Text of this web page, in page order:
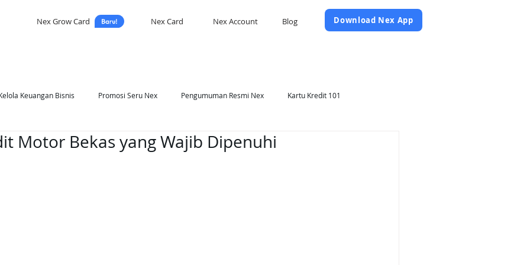
Daftar Sekarang
Nex Grow Card Nex Card Nex Account Blog Download Nex App
Keuangan Bisnis Promosi Seru Nex Pengumuman Resmi Nex Kartu Kredit 101
Nex Self Development
Motor Bekas yang Wajib Dipenuhi